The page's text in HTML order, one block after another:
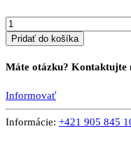
Pridať do košíka
Máte otázku? Kontaktujte
Informovať
Informácie: +421 905 845